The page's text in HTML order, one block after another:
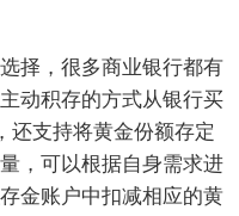
，很多商业银行都有
动积存的方式从银行买
还支持将黄金份额存定
，可以根据自身需求进
金账户中扣减相应的黄